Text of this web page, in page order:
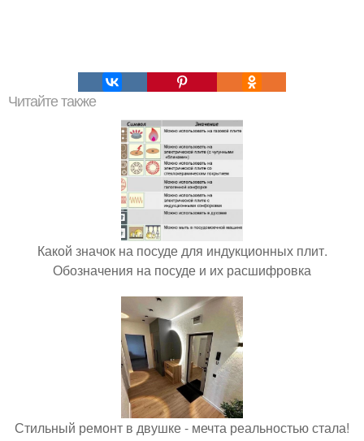
Читайте также
Какой значок на посуде для индукционных плит.
Обозначения на посуде и их расшифровка
Стильный ремонт в двушке - мечта реальностью стала!